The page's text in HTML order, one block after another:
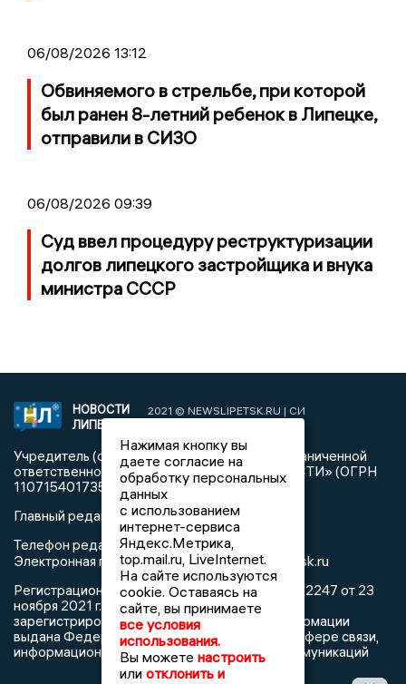
06/08/2026 13:12
Обвиняемого в стрельбе, при которой
был ранен 8-летний ребенок в Липецке,
отправили в СИЗО
06/08/2026 09:39
Суд ввел процедуру реструктуризации
долгов липецкого застройщика и внука
министра СССР
НОВОСТИ
ЛИПЕЦКА
2021 © NEWSLIPETSK.RU | СИ
Учредитель (соучредители): Общество с ограниченной
ответственностью «РЕГИОНАЛЬНЫЕ НОВОСТИ» (ОГРН
1107154017354)
Главный редактор: Герцог Е.Г.
Телефон редакции: +7 903 699 9427
Электронная почта редакции:info@newslipetsk.ru
Регистрационный номер: серия Эл № ФС77-82247 от 23
ноября 2021 г. согласно выписке из реестра
зарегистрированных средств массовой информации
выдана Федеральной службой по надзору в сфере связи,
информационных технологий и массовых коммуникаций
Нажимая кнопку вы
даете согласие на
обработку персональных
данных
с использованием
интернет-сервиса
Яндекс.Метрика,
top.mail.ru, LiveInternet.
На сайте используются
cookie. Оставаясь на
сайте, вы принимаете
все условия
использования.
Вы можете настроить
или отклонить и